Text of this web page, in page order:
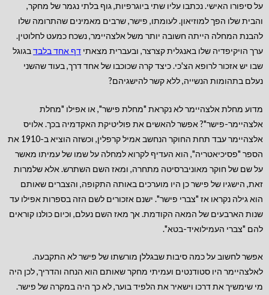
על סיפורו האישי. נכתבו עליו שתי ביוגרפיות, גוף בלתי נגמר של מחקר,
והבית שלו הפך למוזיאון. לעומתו, פישר, שרבים מאמינים שהתרומה שלו
להבנת המחלה הייתה חשובה יותר משל אלצהיימר, נשכח כמעט לחלוטין.
ערך הויקיפדיה שלו באנגלית קצרצר, ובעברית מצאתידף אחד בלבדבגוגל
שבו יש אזכור לרופא הצ'כי. כיצד קרה שכוכבו של אחד דרך, בעוד שהשני
נעלם בתהומות הנשייה, ללא קשר להישגיהם?
מדוע מחלת אלצהיימר לא נקראת "מחלת פישר", או אפילו "מחלת
אלצהיימר-פישר"? אפשר להאשים את פוליטיקת האקדמיה בכך. אלויס
אלצהיימר עבד תחת החוקר הנחשב אמיל קרפלין, וכשזה הוציא ב-1910 את
הספר "פסיכיאטריה", הוא העדיף לקרוא למחלה על שמו של עמיתו מאשר
על שם של חוקר מאוניברסיטה מתחרה, ומאז השם השתרש. אלא שלמרות
זאת, הישגיו של פישר כן היו מוערכים באותה התקופה, והצברים שאותם
הוא גילה נקראו אז "צברי פישר". ישנם אזכורים לשם הזה בספרות אפילו עד
שנות הארבעים של המאה הקודמת. אך מאז השם נעלם, וכיום כולנו קוראים
להם "צברי העמילואיד-בטא".
אפשר לחשוב על כמה סיבות שבגללן מורשתו של פישר לא התקבעה.
לאלצהיימר היו סטודנטים ועמיתי מחקר שאותם הוא הנחה והדריך, לכן היה
מי שימשיך את דרכו וישאיר את הלפיד בוער, לא כך היה במקרה של פישר.